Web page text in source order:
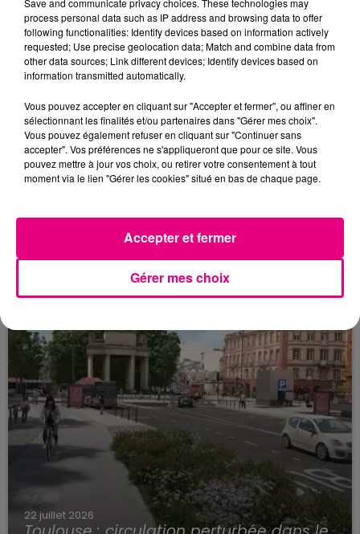
23 juillet 2026
22 juillet 2026
process personal data such as IP address and browsing data to offer
following functionalities: Identify devices based on information actively
requested; Use precise geolocation data; Match and combine data from
other data sources; Link different devices; Identify devices based on
information transmitted automatically.
Vous pouvez accepter en cliquant sur "Accepter et fermer", ou affiner en
sélectionnant les finalités et/ou partenaires dans "Gérer mes choix".
Vous pouvez également refuser en cliquant sur "Continuer sans
accepter". Vos préférences ne s'appliqueront que pour ce site. Vous
pouvez mettre à jour vos choix, ou retirer votre consentement à tout
moment via le lien "Gérer les cookies" situé en bas de chaque page.
Gérer mes choix
Accepter et fermer